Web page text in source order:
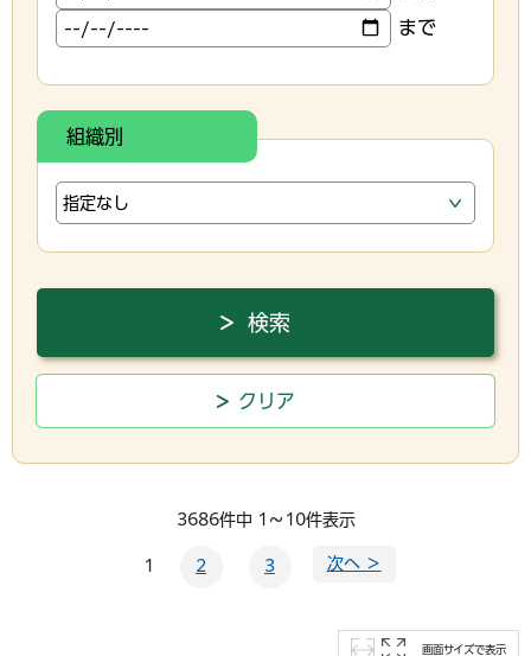
まで
組織別
3686件中 1～10件表示
1 2 3 次へ ＞
画面サイズで表示